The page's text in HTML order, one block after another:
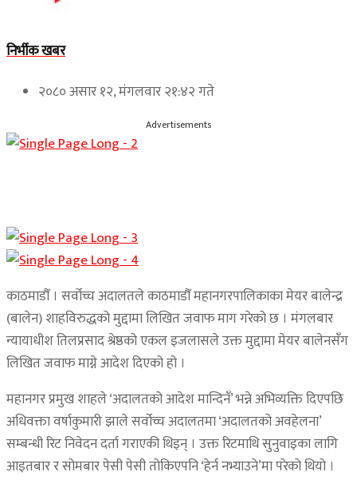
निर्भीक खबर
२०८० असार १२, मंगलवार २१:४२ गते
Advertisements
काठमाडौँ । सर्वोच्च अदालतले काठमाडौँ महानगरपालिकाका मेयर बालेन्द्र
(बालेन) शाहविरुद्धको मुद्दामा लिखित जवाफ माग गरेको छ । मंगलबार
न्यायाधीश तिलप्रसाद श्रेष्ठको एकल इजलासले उक्त मुद्दामा मेयर बालेनसँग
लिखित जवाफ माग्ने आदेश दिएको हो ।
महानगर प्रमुख शाहले ‘अदालतको आदेश मान्दिनँ’ भन्ने अभिव्यक्ति दिएपछि
अधिवक्ता वर्षाकुमारी झाले सर्वोच्च अदालतमा ‘अदालतको अवहेलना’
सम्बन्धी रिट निवेदन दर्ता गराएकी थिइन् । उक्त रिटमाथि सुनुवाइका लागि
आइतबार र सोमबार पेसी पेसी तोकिएपनि ‘हेर्न नभ्याउने’मा परेको थियो ।